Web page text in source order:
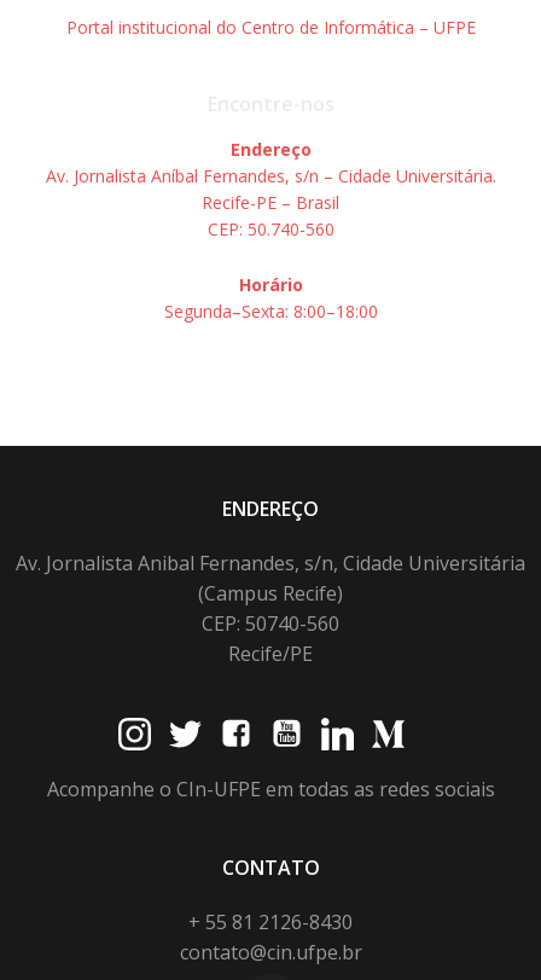
Portal institucional do Centro de Informática – UFPE
Endereço
Av. Jornalista Aníbal Fernandes, s/n – Cidade Universitária.
Recife-PE – Brasil
CEP: 50.740-560
Horário
Segunda–Sexta: 8:00–18:00
ENDEREÇO
Av. Jornalista Anibal Fernandes, s/n, Cidade Universitária
(Campus Recife)
CEP: 50740-560
Recife/PE
Acompanhe o CIn-UFPE em todas as redes sociais
CONTATO
+ 55 81 2126-8430
contato@cin.ufpe.br